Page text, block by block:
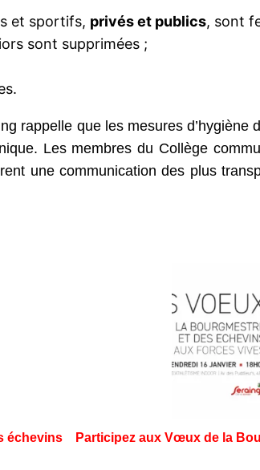
et sportifs, privés et publics, sont
sont supprimées ;
rappelle que les mesures d’hygiène
Les membres du Collège
une communication des plus
échevins Participez aux Vœux de la